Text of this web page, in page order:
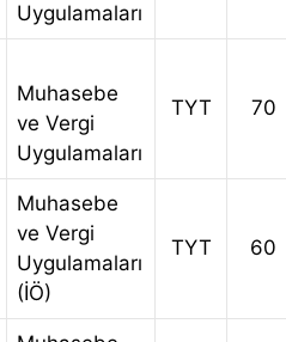
Uygulamaları
Muhasebe
ve Vergi
Uygulamaları
TYT 70
Muhasebe
ve Vergi
Uygulamaları
(İÖ)
TYT 60